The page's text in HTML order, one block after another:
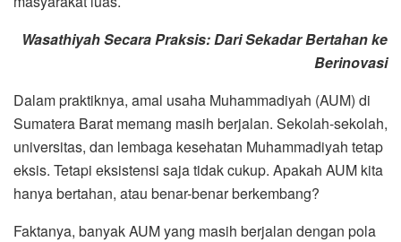
Wasathiyah Secara Praksis: Dari Sekadar Bertahan ke
Berinovasi
Dalam praktiknya, amal usaha Muhammadiyah (AUM) di
Sumatera Barat memang masih berjalan. Sekolah-sekolah,
universitas, dan lembaga kesehatan Muhammadiyah tetap
eksis. Tetapi eksistensi saja tidak cukup. Apakah AUM kita
hanya bertahan, atau benar-benar berkembang?
Faktanya, banyak AUM yang masih berjalan dengan pola